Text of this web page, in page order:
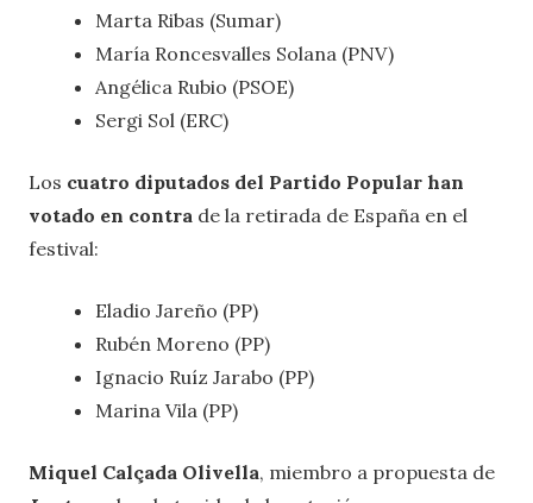
Marta Ribas (Sumar)
María Roncesvalles Solana (PNV)
Angélica Rubio (PSOE)
Sergi Sol (ERC)
Los cuatro diputados del Partido Popular han
votado en contra de la retirada de España en el
festival:
Eladio Jareño (PP)
Rubén Moreno (PP)
Ignacio Ruíz Jarabo (PP)
Marina Vila (PP)
Miquel Calçada Olivella, miembro a propuesta de